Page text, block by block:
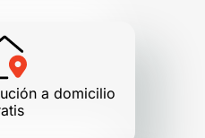
a domicilio